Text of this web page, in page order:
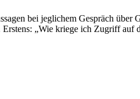
bei jeglichem Gespräch
„Wie kriege ich Zugriff